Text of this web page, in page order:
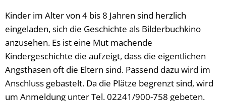
Kinder im Alter von 4 bis 8 Jahren sind herzlich
eingeladen, sich die Geschichte als Bilderbuchkino
anzusehen. Es ist eine Mut machende
Kindergeschichte die aufzeigt, dass die eigentlichen
Angsthasen oft die Eltern sind. Passend dazu wird im
Anschluss gebastelt. Da die Plätze begrenzt sind, wird
um Anmeldung unter Tel. 02241/900-758 gebeten.